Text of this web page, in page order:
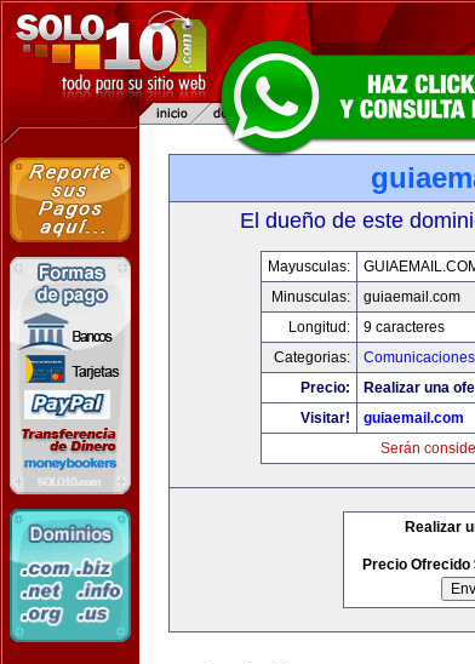
El dueño de este
Mayusculas:
Minusculas:
guiaemail.com
Longitud:
9 caracteres
Categorias:
Precio:
Realizar una
Visitar!
guiaemail.com
Serán
Realizar
Precio Ofrecido